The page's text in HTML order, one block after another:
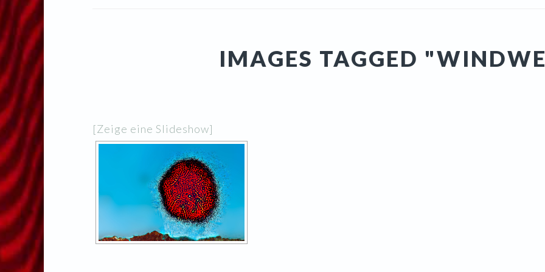
IMAGES TAGGED
[Zeige eine Slideshow]